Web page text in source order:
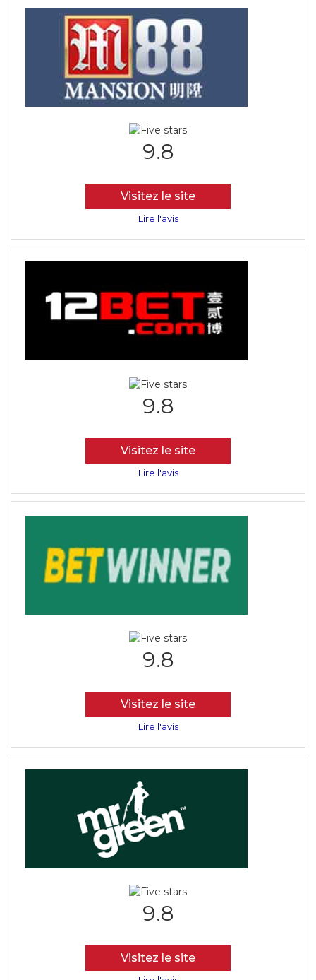
9.8
Visitez le site
Lire l'avis
9.8
Visitez le site
Lire l'avis
9.8
Visitez le site
Lire l'avis
9.8
Visitez le site